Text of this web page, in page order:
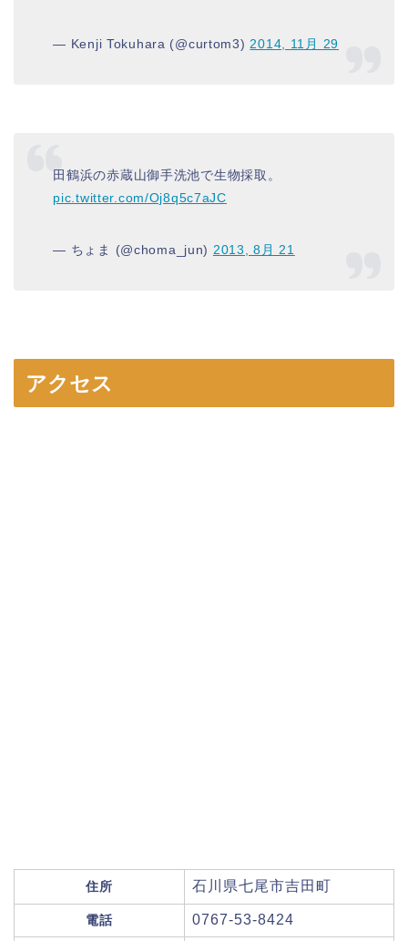
— Kenji Tokuhara (@curtom3)2014, 11月 29
田鶴浜の赤蔵山御手洗池で生物採取。
pic.twitter.com/Oj8q5c7aJC
— ちょま (@choma_jun) 2013, 8月 21
アクセス
住所 石川県七尾市吉田町
電話 0767-53-8424